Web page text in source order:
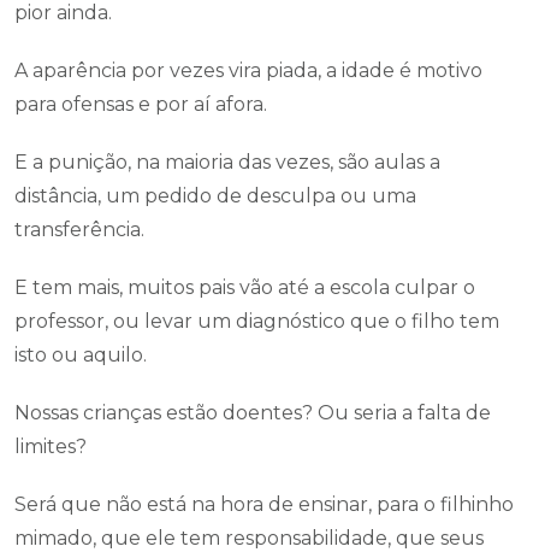
pior ainda.
A aparência por vezes vira piada, a idade é motivo
para ofensas e por aí afora.
E a punição, na maioria das vezes, são aulas a
distância, um pedido de desculpa ou uma
transferência.
E tem mais, muitos pais vão até a escola culpar o
professor, ou levar um diagnóstico que o filho tem
isto ou aquilo.
Nossas crianças estão doentes? Ou seria a falta de
limites?
Será que não está na hora de ensinar, para o filhinho
mimado, que ele tem responsabilidade, que seus